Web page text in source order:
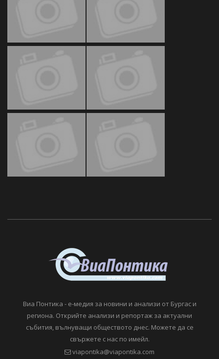
Виа Понтика - е-медия за новини и анализи от Бургас и
региона. Открийте анализи и репортаж за актуални
събития, вълнуващи обществото днес. Можете да се
свържете с нас по имейл.
viapontika@viapontika.com